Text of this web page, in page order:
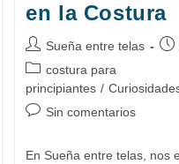
en la Costura
Autor
de
entrada:
Sueña entre telas
la
Categoría
de
la
costura para
principiantes /
Comentarios
la
Sin comentarios
En Sueña entre telas, nos